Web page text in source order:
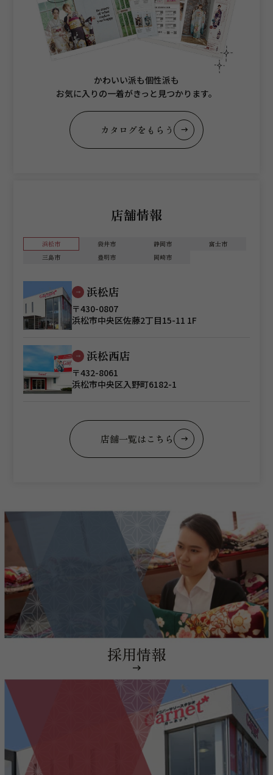
かわいい派も個性派も
お気に入りの一着がきっと見つかります。
カタログをもらう
店舗情報
浜松市 袋井市 静岡市
富士市
三島市
豊明市 岡崎市
浜松店
〒430-0807
浜松市中央区佐藤2丁目15-11 1F
浜松西店
〒432-8061
浜松市中央区入野町6182-1
店舗一覧はこちら
採用情報